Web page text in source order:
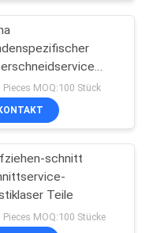
Pieces MOQ:100 Stück
schnitt
Teile
Pieces MOQ:100 Stücke